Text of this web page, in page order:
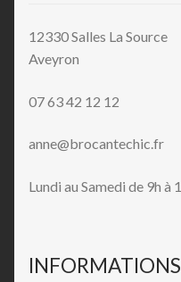
12330 Salles La Source
Aveyron
07 63 42 12 12
anne@brocantechic.fr
Lundi au Samedi de 9h à
INFORMATIONS